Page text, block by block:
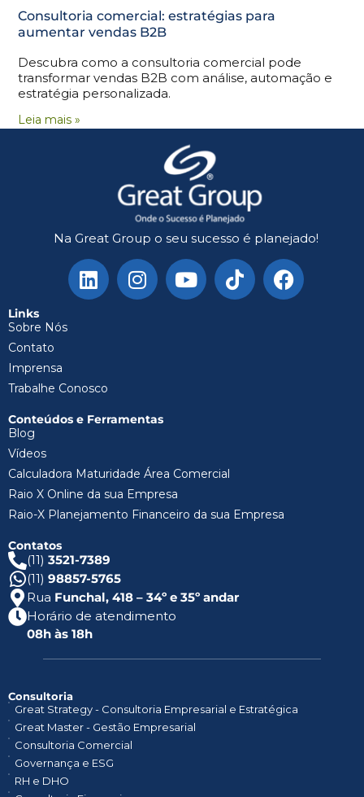
Consultoria comercial: estratégias para
aumentar vendas B2B
Descubra como a consultoria comercial pode
transformar vendas B2B com análise, automação e
estratégia personalizada.
Leia mais »
Na Great Group o seu sucesso é planejado!
Links
Sobre Nós
Contato
Imprensa
Trabalhe Conosco
Conteúdos e Ferramentas
Blog
Vídeos
Calculadora Maturidade Área Comercial
Raio X Online da sua Empresa
Raio-X Planejamento Financeiro da sua Empresa
Contatos
(11) 3521-7389
(11) 98857-5765
Rua Funchal, 418 – 34º e 35º andar
Horário de atendimento
08h às 18h
Consultoria
Great Strategy - Consultoria Empresarial e Estratégica
Great Master - Gestão Empresarial
Consultoria Comercial
Governança e ESG
RH e DHO